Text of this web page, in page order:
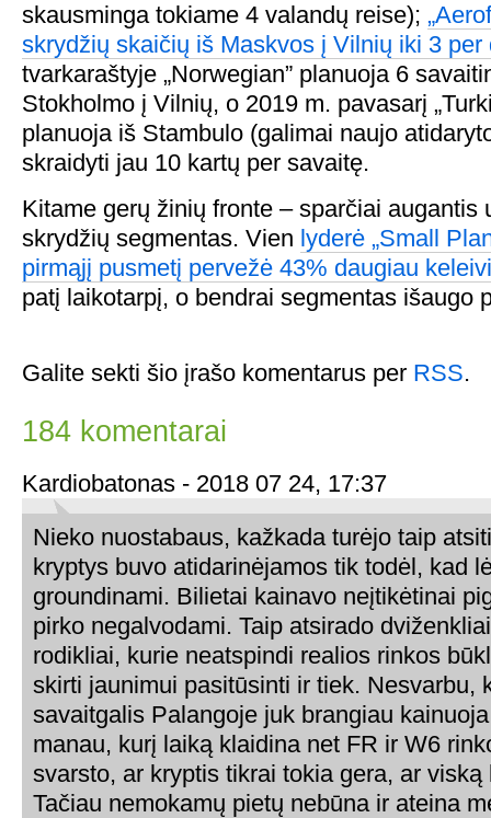
skausminga tokiame 4 valandų reise);
skrydžių skaičių iš Maskvos į Vilnių iki 3 per
tvarkaraštyje „Norwegian” planuoja 6
Stokholmo į Vilnių, o 2019 m. pavasarį
planuoja iš Stambulo (galimai naujo
skraidyti jau 10 kartų per savaitę.
Kitame gerų žinių fronte – sparčiai augantis
skrydžių segmentas. Vien lyderė „Small
pirmąjį pusmetį pervežė 43% daugiau
patį laikotarpį, o bendrai segmentas išaugo
Galite sekti šio įrašo komentarus per RSS.
184 komentarai
Kardiobatonas - 2018 07 24, 17:37
Nieko nuostabaus, kažkada turėjo taip
kryptys buvo atidarinėjamos tik todėl, kad
groundinami. Bilietai kainavo neįtikėtinai
pirko negalvodami. Taip atsirado
rodikliai, kurie neatspindi realios rinkos
skirti jaunimui pasitūsinti ir tiek. Nesvarbu,
savaitgalis Palangoje juk brangiau
manau, kurį laiką klaidina net FR ir W6
svarsto, ar kryptis tikrai tokia gera, ar
Tačiau nemokamų pietų nebūna ir ateina